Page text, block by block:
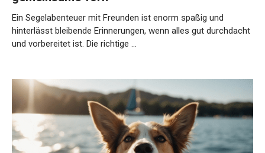
Ein Segelabenteuer mit Freunden ist enorm spaßig und
hinterlässt bleibende Erinnerungen, wenn alles gut durchdacht
und vorbereitet ist. Die richtige …